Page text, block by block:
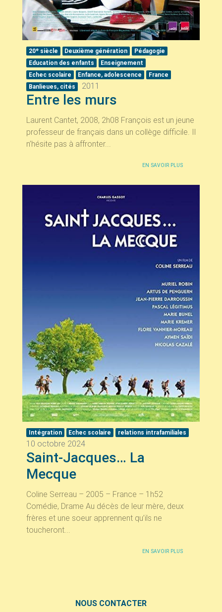
20esiècle Deuxième génération
Pédagogie
Education des enfants
Enseignement
Echec scolaire
Enfance, adolescence
France
Banlieues, cités
2011
Entre les murs
Laurent Cantet, 2008, 2h08 François est un jeune
professeur de français dans un collège difficile. Il
n’hésite pas à affronter...
EN SAVOIR PLUS
Intégration Echec scolaire relations intrafamiliales
10 octobre 2024
Saint-Jacques… La
Mecque
Coline Serreau – 2005 – France – 1h52
Comédie, Drame Au décès de leur mère, deux
frères et une soeur apprennent qu’ils ne
toucheront...
EN SAVOIR PLUS
NOUS CONTACTER